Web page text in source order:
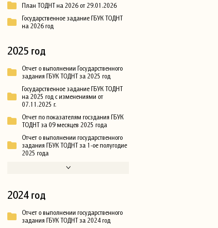
План ТОДНТ на 2026 от 29.01.2026
Государственное задание ГБУК ТОДНТ
на 2026 год
2025 год
Отчет о выполнении Государственного
задания ГБУК ТОДНТ за 2025 год
Государственное задание ГБУК ТОДНТ
на 2025 год с изменениями от
07.11.2025 г.
Отчет по показателям госздания ГБУК
ТОДНТ за 09 месяцев 2025 года
Отчет о выполнении государственного
задания ГБУК ТОДНТ за 1-ое полугодие
2025 года
2024 год
Отчет о выполнении государственного
задания ГБУК ТОДНТ за 2024 год